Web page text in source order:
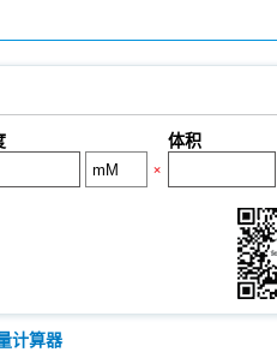
acid
L-carnosine
Id1 Rabbit
Calponin Rabbit Recombinant mAb
Oxythiamine chloride
23-Hydroxybetulinic acid
Ginsenoside Rk1
Sinensetin
acid
2'-deoxyguanosine
D-
α-Boswellic
Waltonitone
β-Alanine methyl ester
D-Fructose-1,6-
DHA
TUG-891
5'-monophosphate
体积
×
计算器